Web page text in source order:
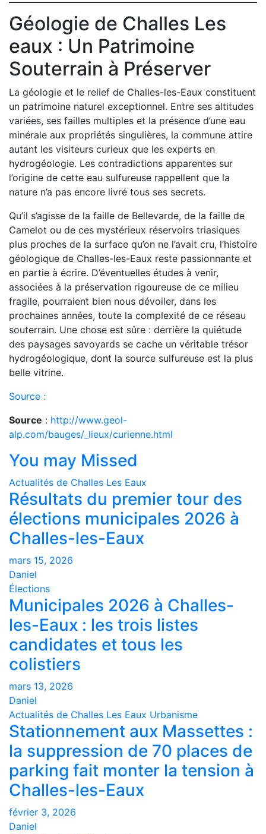
Géologie de Challes Les
eaux : Un Patrimoine
Souterrain à Préserver
La géologie et le relief de Challes-les-Eaux constituent
un patrimoine naturel exceptionnel. Entre ses altitudes
variées, ses failles multiples et la présence d’une eau
minérale aux propriétés singulières, la commune attire
autant les visiteurs curieux que les experts en
hydrogéologie. Les contradictions apparentes sur
l’origine de cette eau sulfureuse rappellent que la
nature n’a pas encore livré tous ses secrets.
Qu’il s’agisse de la faille de Bellevarde, de la faille de
Camelot ou de ces mystérieux réservoirs triasiques
plus proches de la surface qu’on ne l’avait cru, l’histoire
géologique de Challes-les-Eaux reste passionnante et
en partie à écrire. D’éventuelles études à venir,
associées à la préservation rigoureuse de ce milieu
fragile, pourraient bien nous dévoiler, dans les
prochaines années, toute la complexité de ce réseau
souterrain. Une chose est sûre : derrière la quiétude
des paysages savoyards se cache un véritable trésor
hydrogéologique, dont la source sulfureuse est la plus
belle vitrine.
Source :
Source : http://www.geol-
alp.com/bauges/_lieux/curienne.html
You may Missed
Actualités de Challes Les Eaux
Résultats du premier tour des
élections municipales 2026 à
Challes-les-Eaux
mars 15, 2026
Daniel
Élections
Municipales 2026 à Challes-
les-Eaux : les trois listes
candidates et tous les
colistiers
mars 13, 2026
Daniel
Actualités de Challes Les Eaux Urbanisme
Stationnement aux Massettes :
la suppression de 70 places de
parking fait monter la tension à
Challes-les-Eaux
février 3, 2026
Daniel